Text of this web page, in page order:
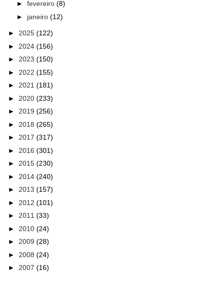
► fevereiro (8)
► janeiro (12)
► 2025 (122)
► 2024 (156)
► 2023 (150)
► 2022 (155)
► 2021 (181)
► 2020 (233)
► 2019 (256)
► 2018 (265)
► 2017 (317)
► 2016 (301)
► 2015 (230)
► 2014 (240)
► 2013 (157)
► 2012 (101)
► 2011 (33)
► 2010 (24)
► 2009 (28)
► 2008 (24)
► 2007 (16)